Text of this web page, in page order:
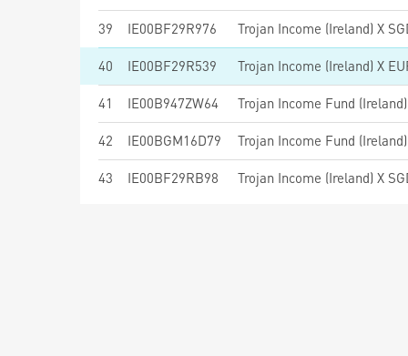
39 IE00BF29R976 Trojan Income (Ireland) X
40 IE00BF29R539 Trojan Income (Ireland) X
41 IE00B947ZW64 Trojan Income Fund
42 IE00BGM16D79 Trojan Income Fund
43 IE00BF29RB98 Trojan Income (Ireland) X